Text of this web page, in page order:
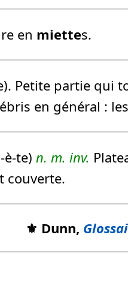
en miettes.
Petite partie qui
en général : les
è-te) n. m. inv.
couverte.
⚜️ Dunn,